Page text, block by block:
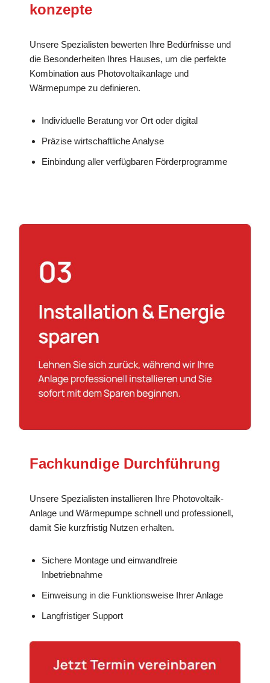
konzepte
Unsere Spezialisten bewerten Ihre Bedürfnisse und
die Besonderheiten Ihres Hauses, um die perfekte
Kombination aus Photovoltaikanlage und
Wärmepumpe zu definieren.
Individuelle Beratung vor Ort oder digital
Präzise wirtschaftliche Analyse
Einbindung aller verfügbaren Förderprogramme
Fachkundige Durchführung
Unsere Spezialisten installieren Ihre Photovoltaik-
Anlage und Wärmepumpe schnell und professionell,
damit Sie kurzfristig Nutzen erhalten.
Sichere Montage und einwandfreie
Inbetriebnahme
Einweisung in die Funktionsweise Ihrer Anlage
Langfristiger Support